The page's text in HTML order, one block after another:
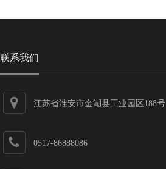
联系我们
江苏省淮安市金湖县工业园区188号
0517-86888086